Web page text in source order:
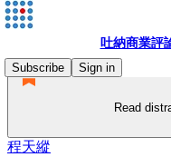
吐納商業評
Subscribe
Sign in
Read
程天縱